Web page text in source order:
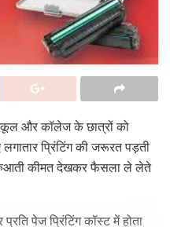
और कॉलेज के छात्रों को
प्रिंटिंग की जरूरत पड़ती
कीमत देखकर फैसला ले लेते
पेज प्रिंटिंग कॉस्ट में होता